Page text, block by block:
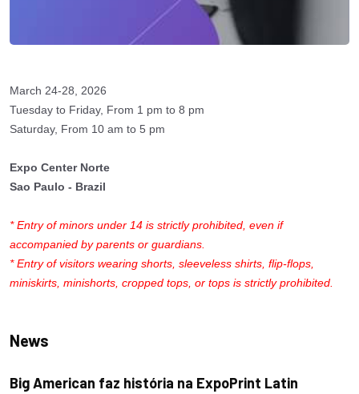
March 24-28, 2026
Tuesday to Friday, From 1 pm to 8 pm
Saturday, From 10 am to 5 pm
Expo Center Norte
Sao Paulo - Brazil
* Entry of minors under 14 is strictly prohibited, even if
accompanied by parents or guardians.
* Entry of visitors wearing shorts, sleeveless shirts, flip-flops,
miniskirts, minishorts, cropped tops, or tops is strictly prohibited.
News
Big American faz história na ExpoPrint Latin